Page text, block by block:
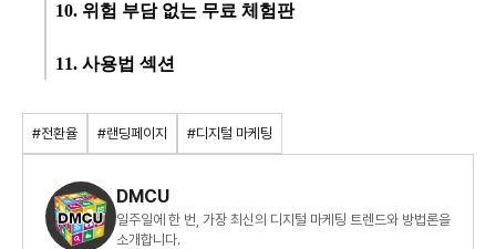
10. 위험 부담 없는 무료 체험판
11. 사용법 섹션
#전환율 #랜딩페이지 #디지털 마케팅
DMCU
일주일에 한 번, 가장 최신의 디지털 마케팅 트렌드와 방법론을
소개합니다.